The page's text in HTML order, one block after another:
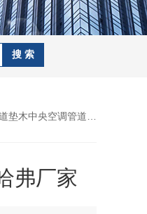
央空调管道木哈弗厂家
弗厂家